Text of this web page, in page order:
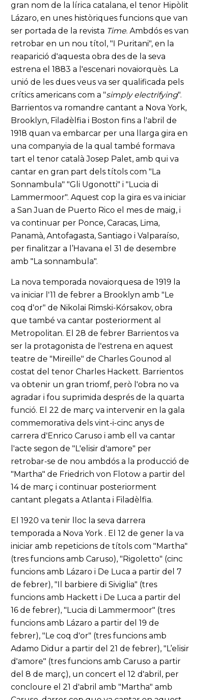
gran nom de la lírica catalana, el tenor Hipòlit
Lázaro, en unes històriques funcions que van
ser portada de la revista Time. Ambdós es van
retrobar en un nou títol, "I Puritani", en la
reaparició d'aquesta obra des de la seva
estrena el 1883 a l'escenari novaiorquès. La
unió de les dues veus va ser qualificada pels
crítics americans com a "simply electrifying".
Barrientos va romandre cantant a Nova York,
Brooklyn, Filadèlfia i Boston fins a l'abril de
1918 quan va embarcar per una llarga gira en
una companyia de la qual també formava
tart el tenor català Josep Palet, amb qui va
cantar en gran part dels títols com "La
Sonnambula" "Gli Ugonotti" i "Lucia di
Lammermoor". Aquest cop la gira es va iniciar
a San Juan de Puerto Rico el mes de maig, i
va continuar per Ponce, Caracas, Lima,
Panamà, Antofagasta, Santiago i Valparaíso,
per finalitzar a l’Havana el 31 de desembre
amb "La sonnambula".
La nova temporada novaiorquesa de 1919 la
va iniciar l'11 de febrer a Brooklyn amb "Le
coq d'or" de Nikolai Rimski-Kórsakov, obra
que també va cantar posteriorment al
Metropolitan. El 28 de febrer Barrientos va
ser la protagonista de l'estrena en aquest
teatre de "Mireille" de Charles Gounod al
costat del tenor Charles Hackett. Barrientos
va obtenir un gran triomf, però l'obra no va
agradar i fou suprimida després de la quarta
funció. El 22 de març va intervenir en la gala
commemorativa dels vint-i-cinc anys de
carrera d'Enrico Caruso i amb ell va cantar
l'acte segon de "L'elisir d'amore" per
retrobar-se de nou ambdós a la producció de
"Martha" de Friedrich von Flotow a partir del
14 de març i continuar posteriorment
cantant plegats a Atlanta i Filadèlfia.
El 1920 va tenir lloc la seva darrera
temporada a Nova York . El 12 de gener la va
iniciar amb repeticions de títols com "Martha"
(tres funcions amb Caruso), "Rigoletto" (cinc
funcions amb Lázaro i De Luca a partir del 7
de febrer), "Il barbiere di Siviglia" (tres
funcions amb Hackett i De Luca a partir del
16 de febrer), "Lucia di Lammermoor" (tres
funcions amb Lázaro a partir del 19 de
febrer), "Le coq d'or" (tres funcions amb
Adamo Didur a partir del 21 de febrer), "L’elisir
d'amore" (tres funcions amb Caruso a partir
del 8 de març), un concert el 12 d'abril, per
concloure el 21 d'abril amb "Martha" amb